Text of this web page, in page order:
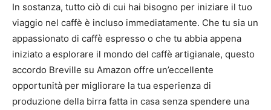
In sostanza, tutto ciò di cui hai bisogno per iniziare il tuo
viaggio nel caffè è incluso immediatamente. Che tu sia un
appassionato di caffè espresso o che tu abbia appena
iniziato a esplorare il mondo del caffè artigianale, questo
accordo Breville su Amazon offre un’eccellente
opportunità per migliorare la tua esperienza di
produzione della birra fatta in casa senza spendere una